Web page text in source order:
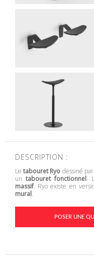
DESCRIPTION :
Letabouret Ryo dessiné par
untabouret fonctionnel.
massif. Ryo existe en
mural.
POSER UNE